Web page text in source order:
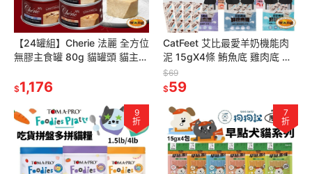
【24罐組】Cherie 法麗 全方位
無膠主食罐 80g 貓罐頭 貓主食
罐『林口旗艦店』
$1,176
CatFeet 艾比最愛羊奶機能肉
泥 15gX4條 鮪魚底 雞肉底 貓
肉泥 肉泥 貓零食『林口旗艦
店』
$69
$59
9
折
7
折